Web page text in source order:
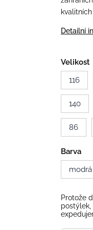
Detailní
Velikost
116
140
86
Barva
modrá
Protože
postýlek,